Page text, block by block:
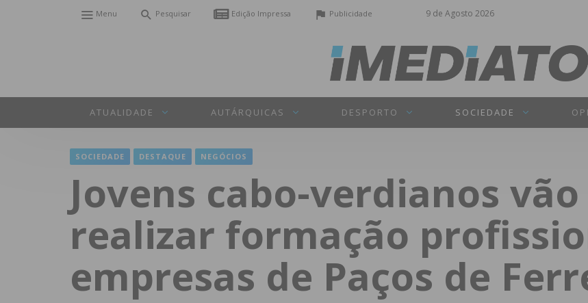
9 de Agosto 2026
Menu Pesquisar Edição Impressa Publicidade
ATUALIDADE AUTÁRQUICAS DESPORTO SOCIEDADE
SOCIEDADE DESTAQUE NEGÓCIOS
Jovens cabo-verdianos
realizar formação
empresas de Paços de